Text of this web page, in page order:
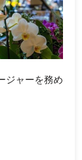
ジャーを務め